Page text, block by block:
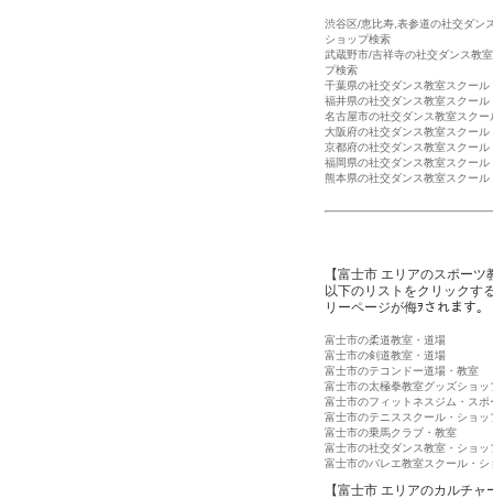
渋谷区/恵比寿,表参道の社交ダン
ショップ検索
武蔵野市/吉祥寺の社交ダンス教
プ検索
千葉県の社交ダンス教室スクール
福井県の社交ダンス教室スクール
名古屋市の社交ダンス教室スク
大阪府の社交ダンス教室スクー
京都府の社交ダンス教室スクール
福岡県の社交ダンス教室スクール
熊本県の社交ダンス教室スクール
【富士市 エリアのスポー
以下のリストをクリックす
リーページが侮ｦされます。
富士市の柔道教室・道場
富士市の剣道教室・道場
富士市のテコンドー道場・教室
富士市の太極拳教室グッズショッ
富士市のフィットネスジム・スポ
富士市のテニススクール・ショッ
富士市の乗馬クラブ・教室
富士市の社交ダンス教室・ショッ
富士市のバレエ教室スクール・シ
【富士市 エリアのカルチ